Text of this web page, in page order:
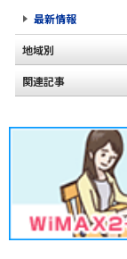
最新情報
地域別
北海道
甲信越
北陸
関連記事